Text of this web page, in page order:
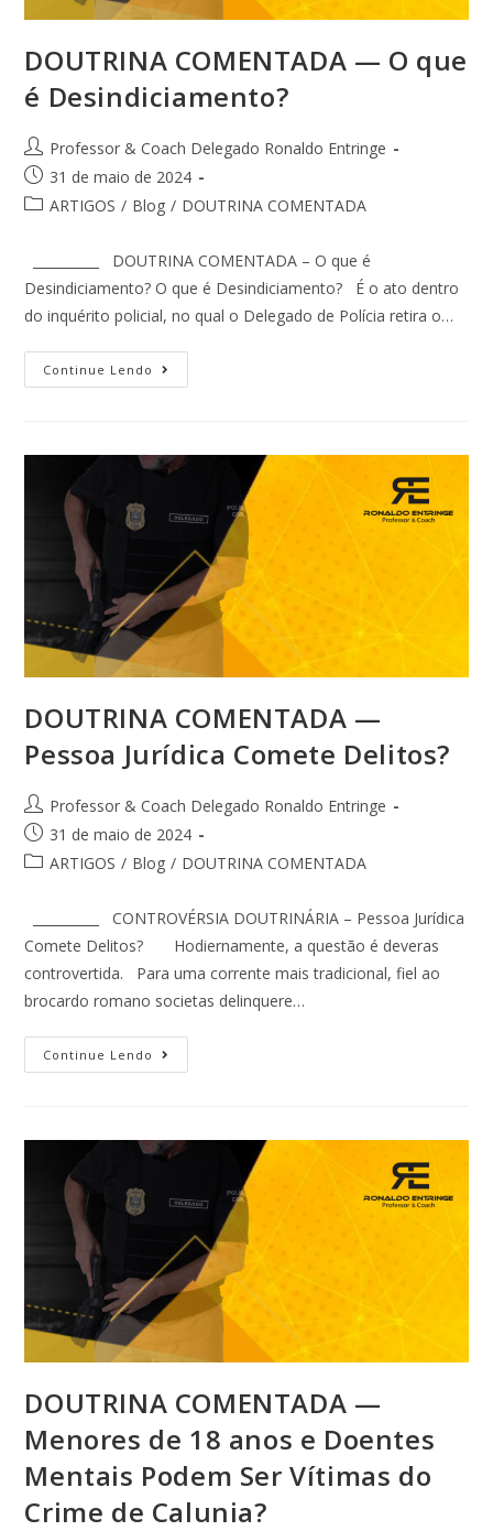
DOUTRINA COMENTADA — O que
é Desindiciamento?
Professor & Coach Delegado Ronaldo Entringe
31 de maio de 2024
ARTIGOS / Blog / DOUTRINA COMENTADA
__________ DOUTRINA COMENTADA – O que é
Desindiciamento? O que é Desindiciamento? É o ato dentro
do inquérito policial, no qual o Delegado de Polícia retira o…
Continue Lendo
DOUTRINA COMENTADA —
Pessoa Jurídica Comete Delitos?
Professor & Coach Delegado Ronaldo Entringe
31 de maio de 2024
ARTIGOS / Blog / DOUTRINA COMENTADA
__________ CONTROVÉRSIA DOUTRINÁRIA – Pessoa Jurídica
Comete Delitos? Hodiernamente, a questão é deveras
controvertida. Para uma corrente mais tradicional, fiel ao
brocardo romano societas delinquere…
Continue Lendo
DOUTRINA COMENTADA —
Menores de 18 anos e Doentes
Mentais Podem Ser Vítimas do
Crime de Calunia?